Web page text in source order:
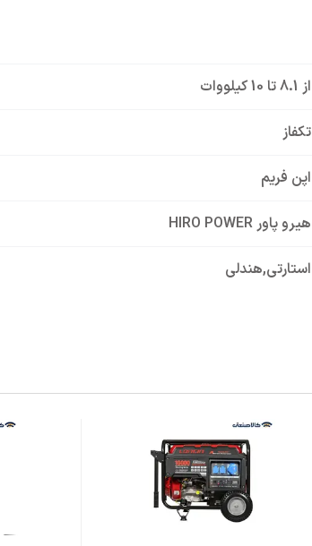
از 8.1 تا 10 کیلووات
تکفاز
اپن فریم
هیرو پاور HIRO POWER
استارتی,هندلی